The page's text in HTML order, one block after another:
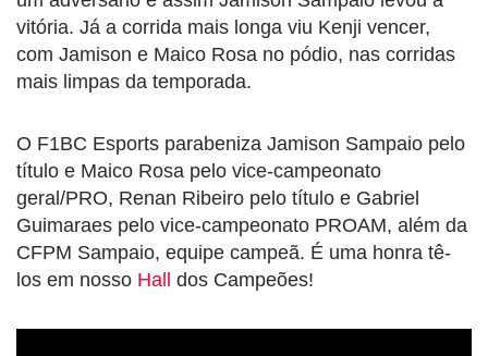
vitória. Já a corrida mais longa viu Kenji vencer,
com Jamison e Maico Rosa no pódio, nas corridas
mais limpas da temporada.
O F1BC Esports parabeniza Jamison Sampaio pelo
título e Maico Rosa pelo vice-campeonato
geral/PRO, Renan Ribeiro pelo título e Gabriel
Guimaraes pelo vice-campeonato PROAM, além da
CFPM Sampaio, equipe campeã. É uma honra tê-
los em nosso Hall dos Campeões!